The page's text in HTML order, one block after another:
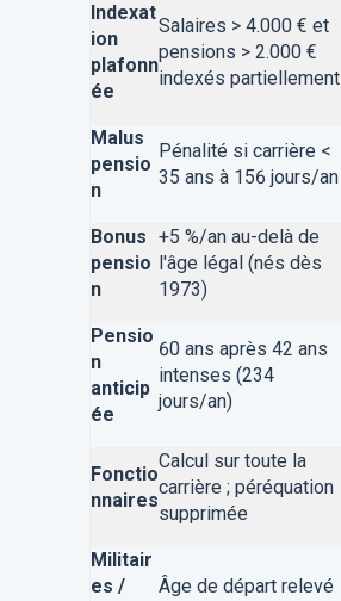
Indexat
ion
plafonn
ée
Salaires > 4.000 € et
pensions > 2.000 €
indexés partiellement
Malus
pensio
n
Pénalité si carrière <
35 ans à 156 jours/an
Bonus
pensio
n
+5 %/an au-delà de
l'âge légal (nés dès
1973)
Pensio
n
anticip
ée
60 ans après 42 ans
intenses (234
jours/an)
Fonctio
nnaires
Calcul sur toute la
carrière ; péréquation
supprimée
Militair
es /
Âge de départ relevé